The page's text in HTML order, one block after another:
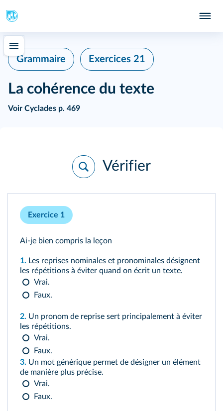
Grammaire Exercices 21
La cohérence du texte
Voir Cyclades p. 469
Vérifier
Exercice 1
Ai-je bien compris la leçon
1. Les reprises nominales et pronominales désignent
les répétitions à éviter quand on écrit un texte.
Vrai.
Faux.
2. Un pronom de reprise sert principalement à éviter
les répétitions.
Vrai.
Faux.
3. Un mot générique permet de désigner un élément
de manière plus précise.
Vrai.
Faux.